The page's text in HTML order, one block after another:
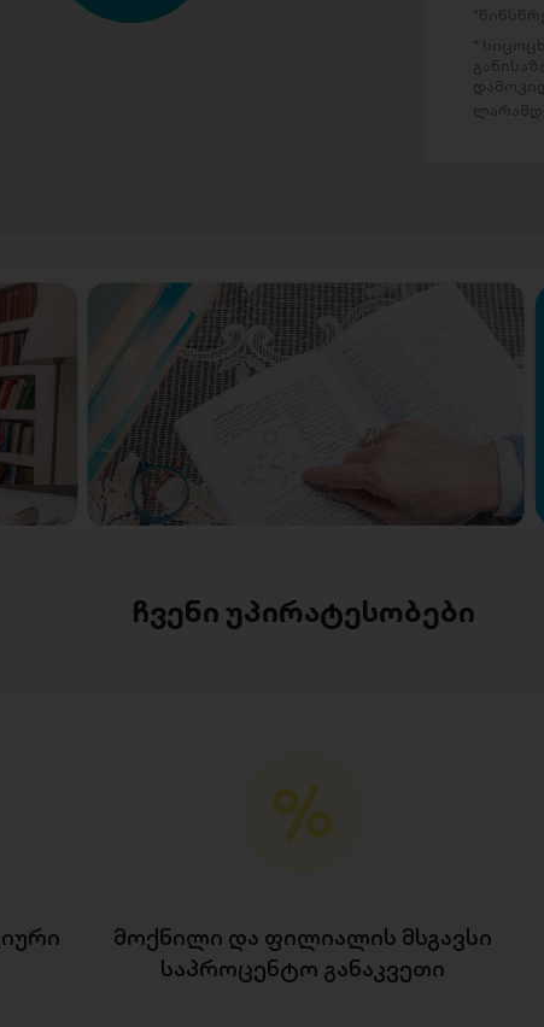
ჩვენი უპირატესობები
მოქნილი და ფილიალის მსგავსი
საპროცენტო განაკვეთი